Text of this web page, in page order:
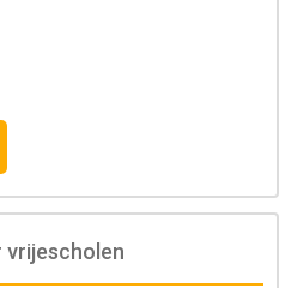
vrijescholen